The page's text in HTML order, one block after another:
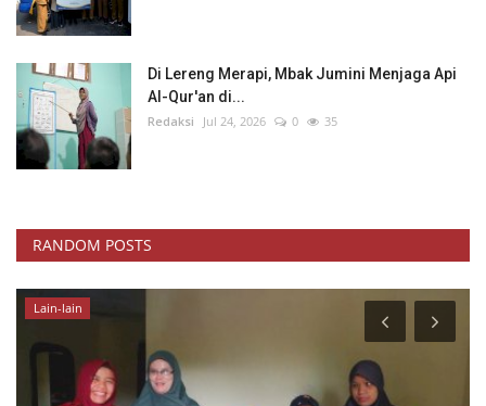
Di Lereng Merapi, Mbak Jumini Menjaga Api
Al-Qur'an di...
Redaksi Jul 24, 2026 0 35
RANDOM POSTS
Wisuda Akbar